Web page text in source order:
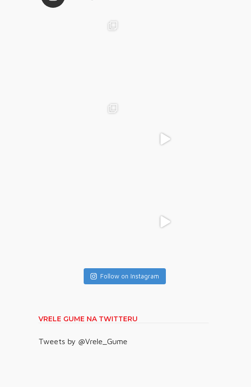
Follow on Instagram
VRELE GUME NA TWITTERU
Tweets by @Vrele_Gume